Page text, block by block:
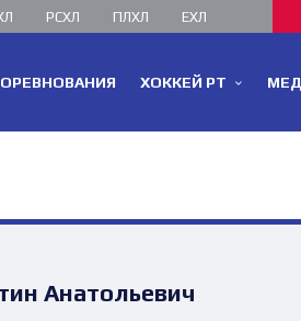
РСХЛ ПЛХЛ ЕХЛ
ХОККЕЙ РТ
Анатольевич